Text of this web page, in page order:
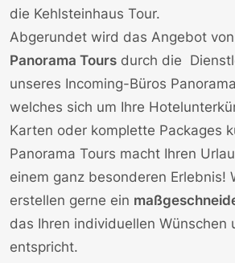
die Kehlsteinhaus Tour.
Abgerundet wird das Angebot von
Panorama Tours durch die
unseres Incoming-Büros
welches sich um Ihre
Karten oder komplette Packages
Panorama Tours macht Ihren
einem ganz besonderen Erlebnis!
erstellen gerne ein
das Ihren individuellen Wünschen
entspricht.